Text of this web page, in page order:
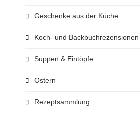
Geschenke aus der Küche
Koch- und Backbuchrezensionen
Suppen & Eintöpfe
Ostern
Rezeptsammlung